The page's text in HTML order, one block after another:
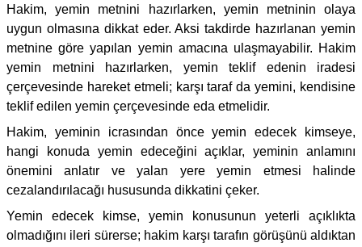
Hakim, yemin metnini hazırlarken, yemin metninin olaya
uygun olmasına dikkat eder. Aksi takdirde hazırlanan yemin
metnine göre yapılan yemin amacına ulaşmayabilir. Hakim
yemin metnini hazırlarken, yemin teklif edenin iradesi
çerçevesinde hareket etmeli; karşı taraf da yemini, kendisine
teklif edilen yemin çerçevesinde eda etmelidir.
Hakim, yeminin icrasından önce yemin edecek kimseye,
hangi konuda yemin edeceğini açıklar, yeminin anlamını
önemini anlatır ve yalan yere yemin etmesi halinde
cezalandırılacağı hususunda dikkatini çeker.
Yemin edecek kimse, yemin konusunun yeterli açıklıkta
olmadığını ileri sürerse; hakim karşı tarafın görüşünü aldıktan